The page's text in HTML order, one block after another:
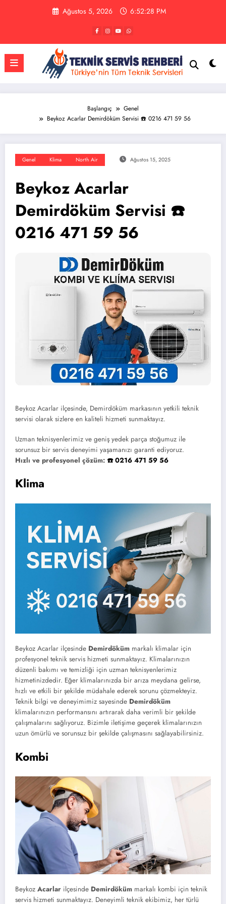
Ağustos 5, 2026 6:52:28 PM
Başlangıç
Genel
Beykoz Acarlar Demirdöküm Servisi ☎️ 0216 471 59 56
Genel Klima North Air Ağustos 15, 2025
Beykoz Acarlar
Demirdöküm Servisi ☎️
0216 471 59 56
Beykoz Acarlar ilçesinde, Demirdöküm markasının yetkili teknik
servisi olarak sizlere en kaliteli hizmeti sunmaktayız.
Uzman teknisyenlerimiz ve geniş yedek parça stoğumuz ile
sorunsuz bir servis deneyimi yaşamanızı garanti ediyoruz.
Hızlı ve profesyonel çözüm: ☎️ 0216 471 59 56
Klima
Beykoz Acarlar ilçesinde Demirdöküm markalı klimalar için
profesyonel teknik servis hizmeti sunmaktayız. Klimalarınızın
düzenli bakımı ve temizliği için uzman teknisyenlerimiz
hizmetinizdedir. Eğer klimalarınızda bir arıza meydana gelirse,
hızlı ve etkili bir şekilde müdahale ederek sorunu çözmekteyiz.
Teknik bilgi ve deneyimimiz sayesinde Demirdöküm
klimalarınızın performansını artırarak daha verimli bir şekilde
çalışmalarını sağlıyoruz. Bizimle iletişime geçerek klimalarınızın
uzun ömürlü ve sorunsuz bir şekilde çalışmasını sağlayabilirsiniz.
Kombi
Beykoz Acarlar ilçesinde Demirdöküm markalı kombi için teknik
servis hizmeti sunmaktayız. Deneyimli teknik ekibimiz, her türlü